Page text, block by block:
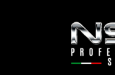
VEDI IL PRODOTTO